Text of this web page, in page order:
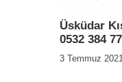
Üsküdar
0532 384
3 Temmuz